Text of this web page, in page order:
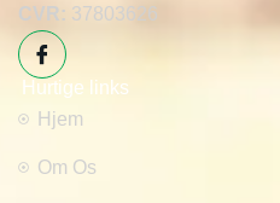
CVR: 37803626
Hurtige links
Hjem
Om Os